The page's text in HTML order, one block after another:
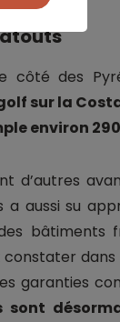
côté des
sur la
environ
d’autres
a aussi su
bâtiments
dans
garanties
sont